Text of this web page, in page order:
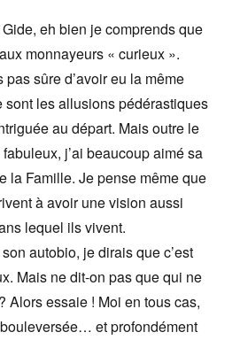
eh bien je comprends que
monnayeurs « curieux ».
sûre d’avoir eu la même
sont les allusions pédérastiques
au départ. Mais outre le
j’ai beaucoup aimé sa
la Famille. Je pense même que
à avoir une vision aussi
lequel ils vivent.
autobio, je dirais que c’est
Mais ne dit-on pas que qui ne
Alors essaie ! Moi en tous cas,
et profondément